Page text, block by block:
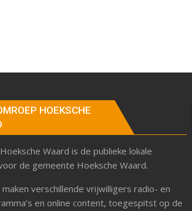
HOEKSCHE
Waard is de publieke lokale
de gemeente Hoeksche Waard.
maken verschillende vrijwilligers radio- en
en online content, toegespitst op de